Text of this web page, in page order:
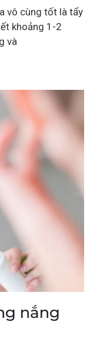
vô cùng tốt là tẩy
khoảng 1-2
và
nắng